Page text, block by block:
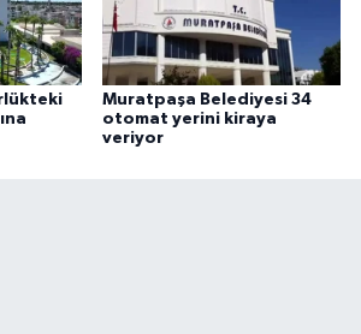
Muratpaşa Belediyesi 34
otomat yerini kiraya
veriyor